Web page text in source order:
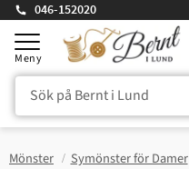
Meny
046-152020
Mönster Symönster för Damer